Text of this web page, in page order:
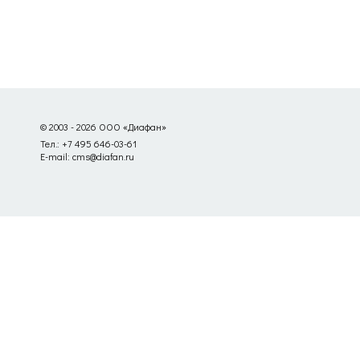
© 2003 - 2026 ООО «Диафан»
Тел.: +7 495 646-03-61
E-mail: cms@diafan.ru